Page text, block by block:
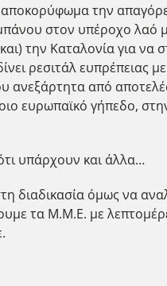
αποκορύφωμα την
στον υπέροχο λαό
την Καταλονία για να
ρεσιτάλ ευπρέπειας
ανεξάρτητα από
ευρωπαϊκό γήπεδο,
υπάρχουν και άλλα…
διαδικασία όμως να
τα Μ.Μ.Ε. με